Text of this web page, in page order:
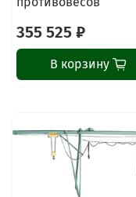
355 525 ₽
В корзину